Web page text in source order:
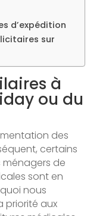
d’expédition
sur
à
ou du
des
certains
ménagers de
sont en
nous
priorité aux